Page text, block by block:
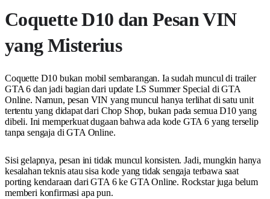
Coquette D10 dan Pesan VIN
yang Misterius
Coquette D10 bukan mobil sembarangan. Ia sudah muncul di trailer
GTA 6 dan jadi bagian dari update LS Summer Special di GTA
Online. Namun, pesan VIN yang muncul hanya terlihat di satu unit
tertentu yang didapat dari Chop Shop, bukan pada semua D10 yang
dibeli. Ini memperkuat dugaan bahwa ada kode GTA 6 yang terselip
tanpa sengaja di GTA Online.
Sisi gelapnya, pesan ini tidak muncul konsisten. Jadi, mungkin hanya
kesalahan teknis atau sisa kode yang tidak sengaja terbawa saat
porting kendaraan dari GTA 6 ke GTA Online. Rockstar juga belum
memberi konfirmasi apa pun.